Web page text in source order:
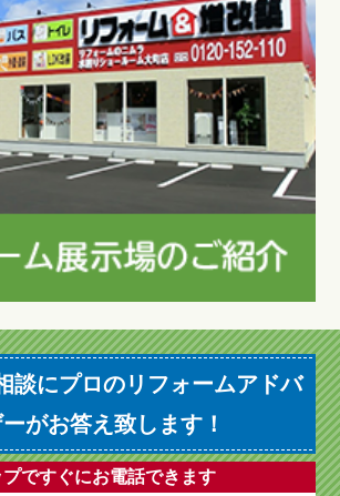
談にプロのリフォームアドバ
がお答え致します！
プですぐにお電話できます